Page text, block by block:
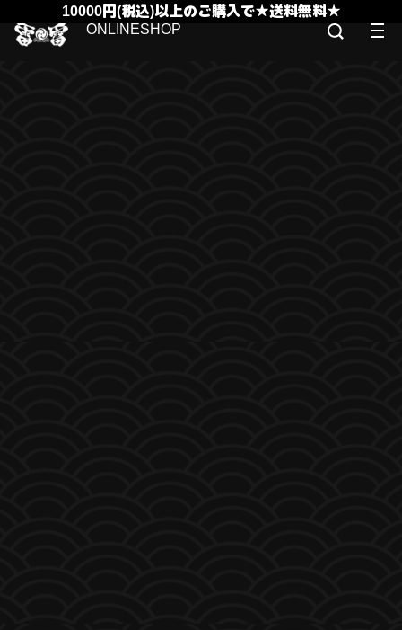
10000円(税込)以上のご購入で★送料無料★
ONLINESHOP